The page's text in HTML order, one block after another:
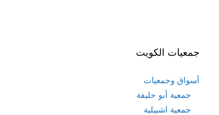
جمعيات الكويت
أسواق وجمعيات
جمعية أبو حليفة
جمعية اشبيلية